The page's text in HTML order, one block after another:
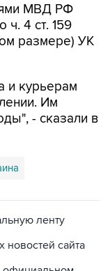
МВД РФ
4 ст. 159
размере) УК
и курьерам
Им
- сказали в
ленту
новостей сайта